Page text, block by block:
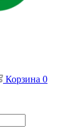
Корзина 0